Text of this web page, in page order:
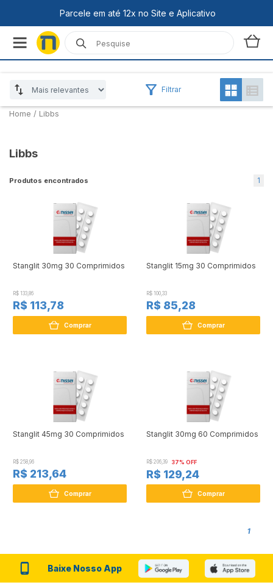
Filtrar
Home / Libbs
Libbs
Produtos encontrados 1
Stanglit 30mg 30 Comprimidos
R$ 133,86
R$ 113,78
Comprar
Stanglit 15mg 30 Comprimidos
R$ 100,33
R$ 85,28
Comprar
Stanglit 45mg 30 Comprimidos
R$ 258,96
R$ 213,64
Comprar
Stanglit 30mg 60 Comprimidos
R$ 206,39 37% OFF
R$ 129,24
Comprar
1
Baixe Nosso App